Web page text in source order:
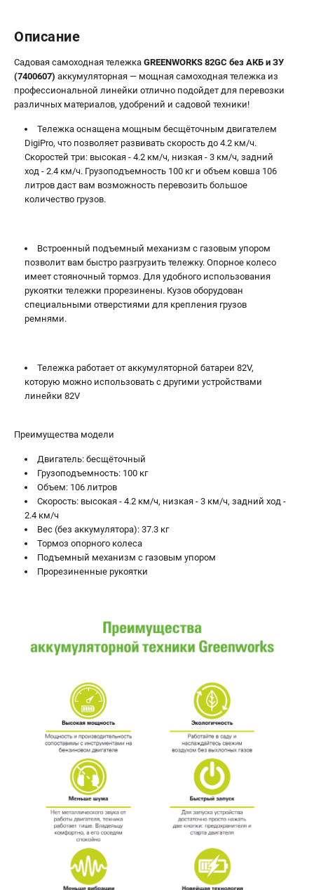
ЭЛЕКТРОИНСТРУМЕНТ
Гайковерты
Пилы сабельные
Пилы циркулярные
Пылесосы аккумуляторные
Реноваторы
Фонари
АКСЕССУАРЫ
Аккумуляторные батареи
Принадлежности для триммеров
Принадлежности для газонокосилок
ТЕЛЕФОН (САНКТ-ПЕТЕРБУРГ)
Информация размещённая на сайте не является публичной
офертой.
проспект Александровской Фермы, 29АЛ
Режим работы колл-центра:
пн-пт - с 9:00 до 18:00
вс - выходной
Описание
Садовая самоходная тележка GREENWORKS 82GC без АКБ и ЗУ
(7400607) аккумуляторная — мощная самоходная тележка из
профессиональной линейки отлично подойдет для перевозки
различных материалов, удобрений и садовой техники!
Тележка оснащена мощным бесщёточным двигателем
DigiPro, что позволяет развивать скорость до 4.2 км/ч.
Скоростей три: высокая - 4.2 км/ч, низкая - 3 км/ч, задний
ход - 2.4 км/ч. Грузоподъемность 100 кг и объем ковша 106
литров даст вам возможность перевозить большое
количество грузов.
Встроенный подъемный механизм с газовым упором
позволит вам быстро разгрузить тележку. Опорное колесо
имеет стояночный тормоз. Для удобного использования
рукоятки тележки прорезинены. Кузов оборудован
специальными отверстиями для крепления грузов
ремнями.
Тележка работает от аккумуляторной батареи 82V,
которую можно использовать с другими устройствами
линейки 82V
Преимущества модели
Двигатель: бесщёточный
Грузоподъемность: 100 кг
Объем: 106 литров
Скорость: высокая - 4.2 км/ч, низкая - 3 км/ч, задний ход -
2.4 км/ч
Вес (без аккумулятора): 37.3 кг
Тормоз опорного колеса
Подъемный механизм с газовым упором
Прорезиненные рукоятки